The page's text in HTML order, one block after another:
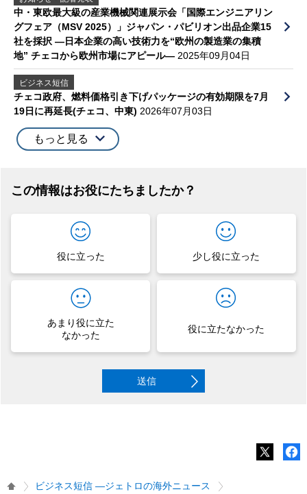
中・東欧最大級の産業機械関連展示会「国際エンジニアリン
グフェア（MSV 2025）」ジャパン・パビリオン出品企業15
社を採択 ―日本企業の高い技術力を“欧州の製造業の集積
地” チェコから欧州市場にアピール― 2025年09月04日
ビジネス短信
チェコ政府、燃料価格引き下げパッケージの有効期限を7月
19日に再延長(チェコ、中東) 2026年07月03日
もっと見る
この情報はお役にたちましたか？
役に立った 少し役に立った
あまり役に立た
なかった
役に立たなかった
送信
ビジネス短信 ―ジェトロの海外ニュース